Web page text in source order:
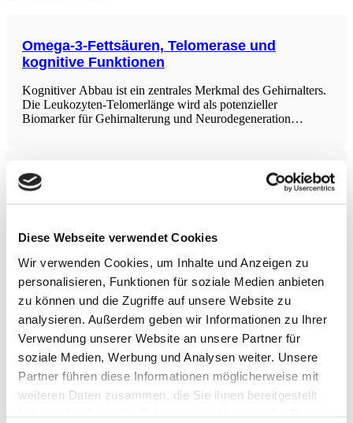
Diese Webseite verwendet Cookies
Wir verwenden Cookies, um Inhalte und Anzeigen zu
personalisieren, Funktionen für soziale Medien anbieten
zu können und die Zugriffe auf unsere Website zu
analysieren. Außerdem geben wir Informationen zu Ihrer
Verwendung unserer Website an unsere Partner für
soziale Medien, Werbung und Analysen weiter. Unsere
Partner führen diese Informationen möglicherweise mit
weiteren Daten zusammen, die Sie ihnen bereitgestellt
Omega-3-Fettsäuren, Telomerase und
kognitive Funktionen
Kognitiver Abbau ist ein zentrales Merkmal des Gehirnalters.
Die Leukozyten-Telomerlänge wird als potenzieller
Biomarker für Gehirnalterung und Neurodegeneration
besitzen entzündungshemmende und antioxidative
Mediterrane Diät und Multiple Sklerose
Diese systematische Überprüfung und Meta-Analyse
Komplikationen im Zusammenhang mit Multipler Sklerose
identifizierte fünf randomisierte kontrollierte Studien (RCTs)
mit insgesamt 540 Teilnehmern und einer durchschnittlichen
Alltagsbewegungen bei lumbalen
Rückenschmerzen
In einer longitudinalen Fall-Kontroll-Studie mit 416 Patienten
mit akutem Rückenschmerz (mittleres Alter 47,5 Jahre, 75%
Männer) über ein Jahr wurden insgesamt 9757 Befragungen
ausgewertet. Jede zusätzliche Stunde Heben von mehr als 10
Pfund erhöhte das Risiko für einen kurzfristigen